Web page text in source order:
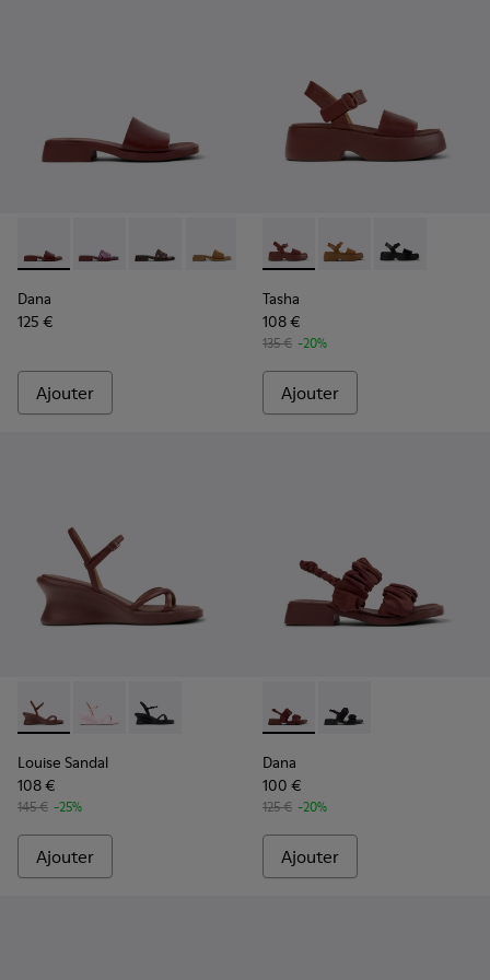
Dana - K201740-014 - Sandales en cuir bordeaux Pour
Dana - K201740-015 - Sandales en cuir bleues Pour
Dana - K201740-013
Dana - K201740-011
Dana - K201740-008 -
Dana - K201740-004
Dana - K201740-
Dana
125 €
Ajouter
Tasha - K201659-012 -
Tasha - K201659-011
Tasha -
Tasha
108 €
135 € -20%
Ajouter
Louise Sandal - K201916-002 - Sandales en cuir bordeaux
Louise Sandal - K201916-003
Louise Sandal - K201916-001
Louise Sandal
108 €
145 € -25%
Ajouter
Dana - K201894-003 -
Dana - K201894-001
Dana
100 €
125 € -20%
Ajouter